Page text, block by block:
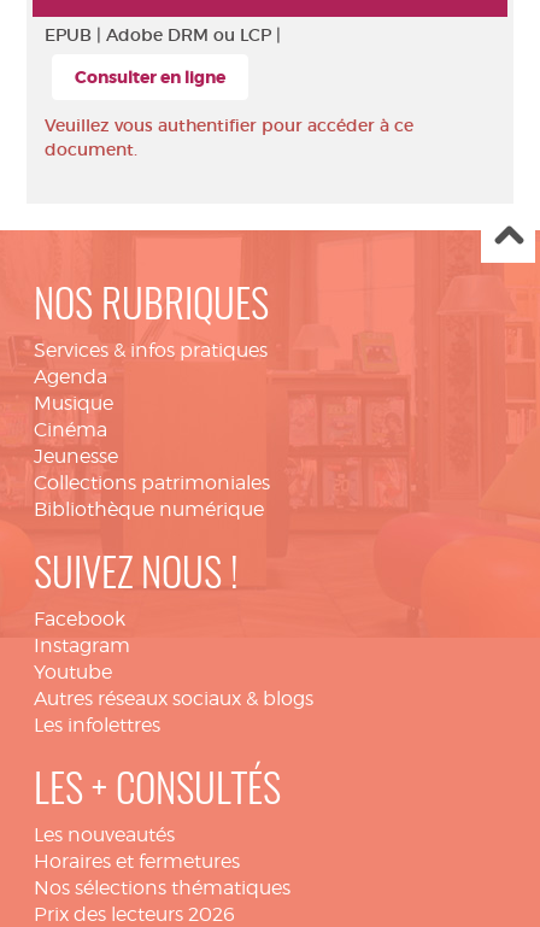
EPUB | Adobe DRM ou LCP |
Consulter en ligne
Veuillez vous authentifier pour accéder à ce
document.
NOS RUBRIQUES
Services & infos pratiques
Agenda
Musique
Cinéma
Jeunesse
Collections patrimoniales
Bibliothèque numérique
SUIVEZ NOUS !
Facebook
Instagram
Youtube
Autres réseaux sociaux & blogs
Les infolettres
LES + CONSULTÉS
Les nouveautés
Horaires et fermetures
Nos sélections thématiques
Prix des lecteurs 2026